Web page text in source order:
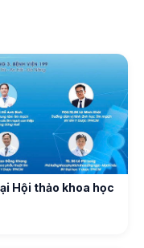
Hội thảo khoa học